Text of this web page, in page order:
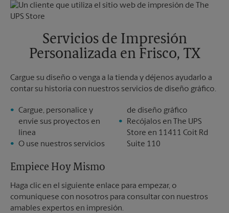
Lunes
7:00 PM
Martes
Servicios de Impresión
Personalizada en Frisco, TX
Cargue su diseño o venga a la tienda y déjenos ayudarlo a
contar su historia con nuestros servicios de diseño gráfico.
Cargue, personalice y
envíe sus proyectos en
línea
O use nuestros servicios
de diseño gráfico
Recójalos en The UPS
Store en 11411 Coit Rd
Suite 110
Empiece Hoy Mismo
Haga clic en el siguiente enlace para empezar, o
comuníquese con nosotros para consultar con nuestros
amables expertos en impresión.